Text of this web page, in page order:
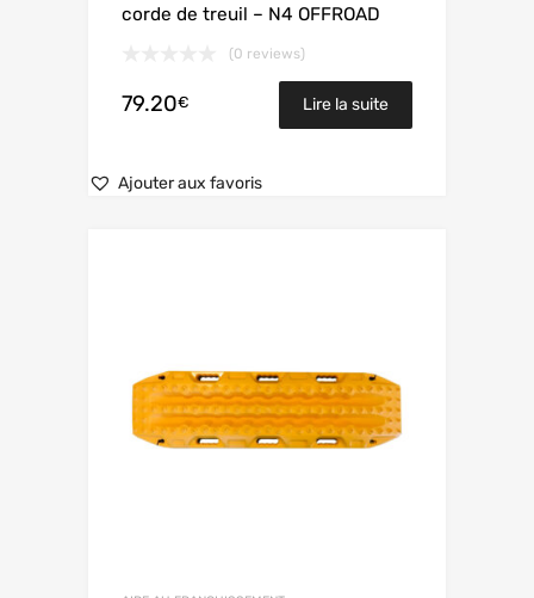
corde de treuil – N4 OFFROAD
(0 reviews)
79.20€ Lire la suite
Ajouter aux favoris